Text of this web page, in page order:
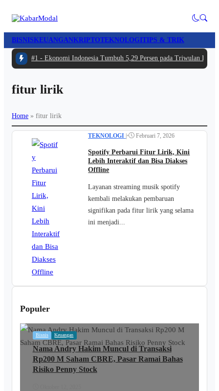
BISNISKEUANGANKRIPTOTEKNOLOGITIPS & TRIK
#1 - Ekonomi Indonesia Tumbuh 5,29 Persen pada Triwulan II
fitur lirik
Home » fitur lirik
TEKNOLOGI • Februari 7, 2026
Spotify Perbarui Fitur Lirik, Kini
Lebih Interaktif dan Bisa Diakses
Offline
Layanan streaming musik spotify
kembali melakukan pembaruan
signifikan pada fitur lirik yang selama
ini menjadi...
Populer
Bisnis Keuangan
Nama Andry Hakim Muncul di Transaksi
Rp200 M Saham CBRE, Pasar Ramai Bahas
Risiko Penny Stock